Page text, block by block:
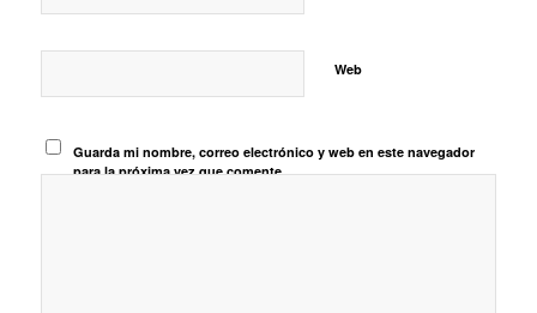
Web
Guarda mi nombre, correo electrónico y web en este navegador
para la próxima vez que comente.